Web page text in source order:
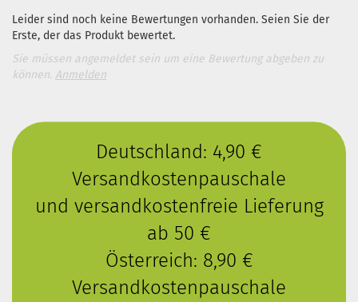
Leider sind noch keine Bewertungen vorhanden. Seien Sie der
Erste, der das Produkt bewertet.
Sie müssen angemeldet sein um eine Bewertung abgeben zu
können. Anmelden
Deutschland: 4,90 €
Versandkostenpauschale
und versandkostenfreie Lieferung
ab 50 €
Österreich: 8,90 €
Versandkostenpauschale